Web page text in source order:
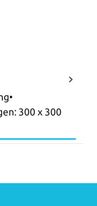
300 x 300